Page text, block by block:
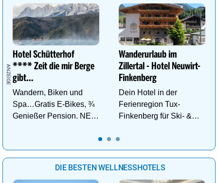
Hotel Schütterhof
**** Zeit die mir Berge
gibt…
Wandern, Biken und
Spa…Gratis E-Bikes, ¾
Genießer Pension. NEU:
Wanderurlaub im
Zillertal - Hotel Neuwirt-
Finkenberg
Dein Hotel in der
Ferienregion Tux-
Finkenberg für Ski- &
bis zu 3250m.
DIE BESTEN WELLNESSHOTELS